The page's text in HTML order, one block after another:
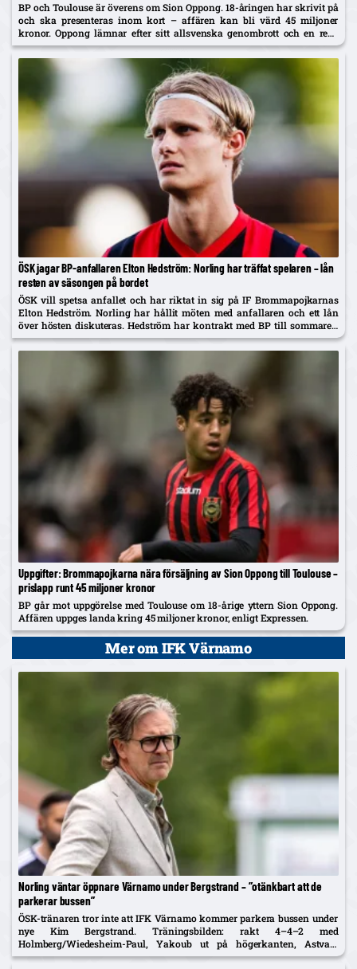
BP och Toulouse är överens om Sion Oppong. 18-åringen har skrivit på
och ska presenteras inom kort – affären kan bli värd 45 miljoner
kronor. Oppong lämnar efter sitt allsvenska genombrott och en resa
som började i BP som fyraåring.
ÖSK jagar BP-anfallaren Elton Hedström: Norling har träffat spelaren – lån
resten av säsongen på bordet
ÖSK vill spetsa anfallet och har riktat in sig på IF Brommapojkarnas
Elton Hedström. Norling har hållit möten med anfallaren och ett lån
över hösten diskuteras. Hedström har kontrakt med BP till sommaren
2029 och uppges även vara på radarn...
Uppgifter: Brommapojkarna nära försäljning av Sion Oppong till Toulouse –
prislapp runt 45 miljoner kronor
BP går mot uppgörelse med Toulouse om 18-årige yttern Sion Oppong.
Affären uppges landa kring 45 miljoner kronor, enligt Expressen.
Mer om IFK Värnamo
Norling väntar öppnare Värnamo under Bergstrand – ”otänkbart att de
parkerar bussen”
ÖSK-tränaren tror inte att IFK Värnamo kommer parkera bussen under
nye Kim Bergstrand. Träningsbilden: rakt 4–4–2 med
Holmberg/Wiedesheim-Paul, Yakoub ut på högerkanten, Astvald
ersätter avstängde Stenberg – McCue med i matchtruppen.